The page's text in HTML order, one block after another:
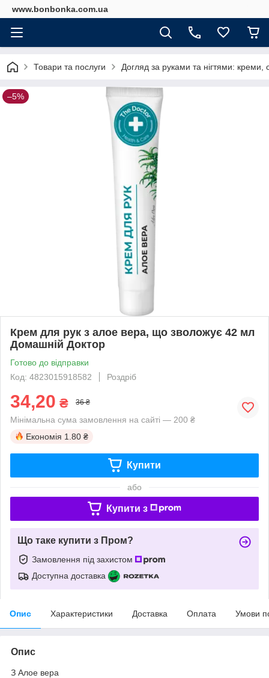
www.bonbonka.com.ua
Товари та послуги Догляд за руками та нігтями: креми,
–5%
Крем для рук з алое вера, що зволожує 42 мл
Домашній Доктор
Готово до відправки
Код: 4823015918582
Роздріб
34,20 ₴ 36 ₴
Мінімальна сума замовлення на сайті — 200 ₴
Економія 1.80 ₴
Купити
або
Купити з
Що таке купити з Пром?
Замовлення під захистом
Доступна доставка
Опис Характеристики Доставка Оплата Умови
Опис
З Алое вера